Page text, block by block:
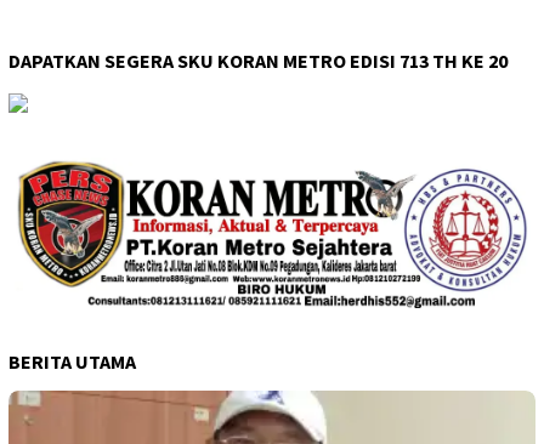
DAPATKAN SEGERA SKU KORAN METRO EDISI 713 TH KE 20
BERITA UTAMA